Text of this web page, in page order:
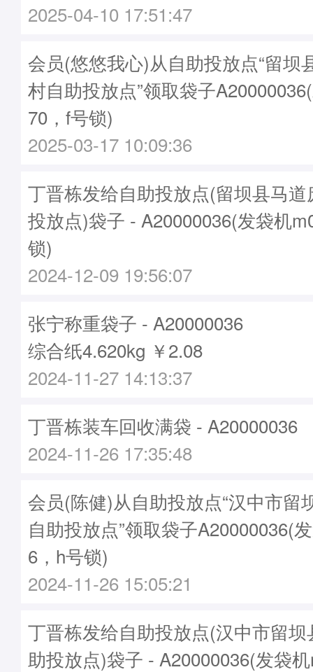
2025-04-10 17:51:47
会员(悠悠我心)从自助投放点“留坝
村自助投放点”领取袋子
70，f号锁)
2025-03-17 10:09:36
丁晋栋发给自助投放点(留坝县马
投放点)袋子 - A20000036(发袋机
锁)
2024-12-09 19:56:07
张宁称重袋子 - A20000036
综合纸4.620kg ￥2.08
2024-11-27 14:13:37
丁晋栋装车回收满袋 - A20000036
2024-11-26 17:35:48
会员(陈健)从自助投放点“汉中市留
自助投放点”领取袋子A20000036(
6，h号锁)
2024-11-26 15:05:21
丁晋栋发给自助投放点(汉中市留
助投放点)袋子 - A20000036(发袋